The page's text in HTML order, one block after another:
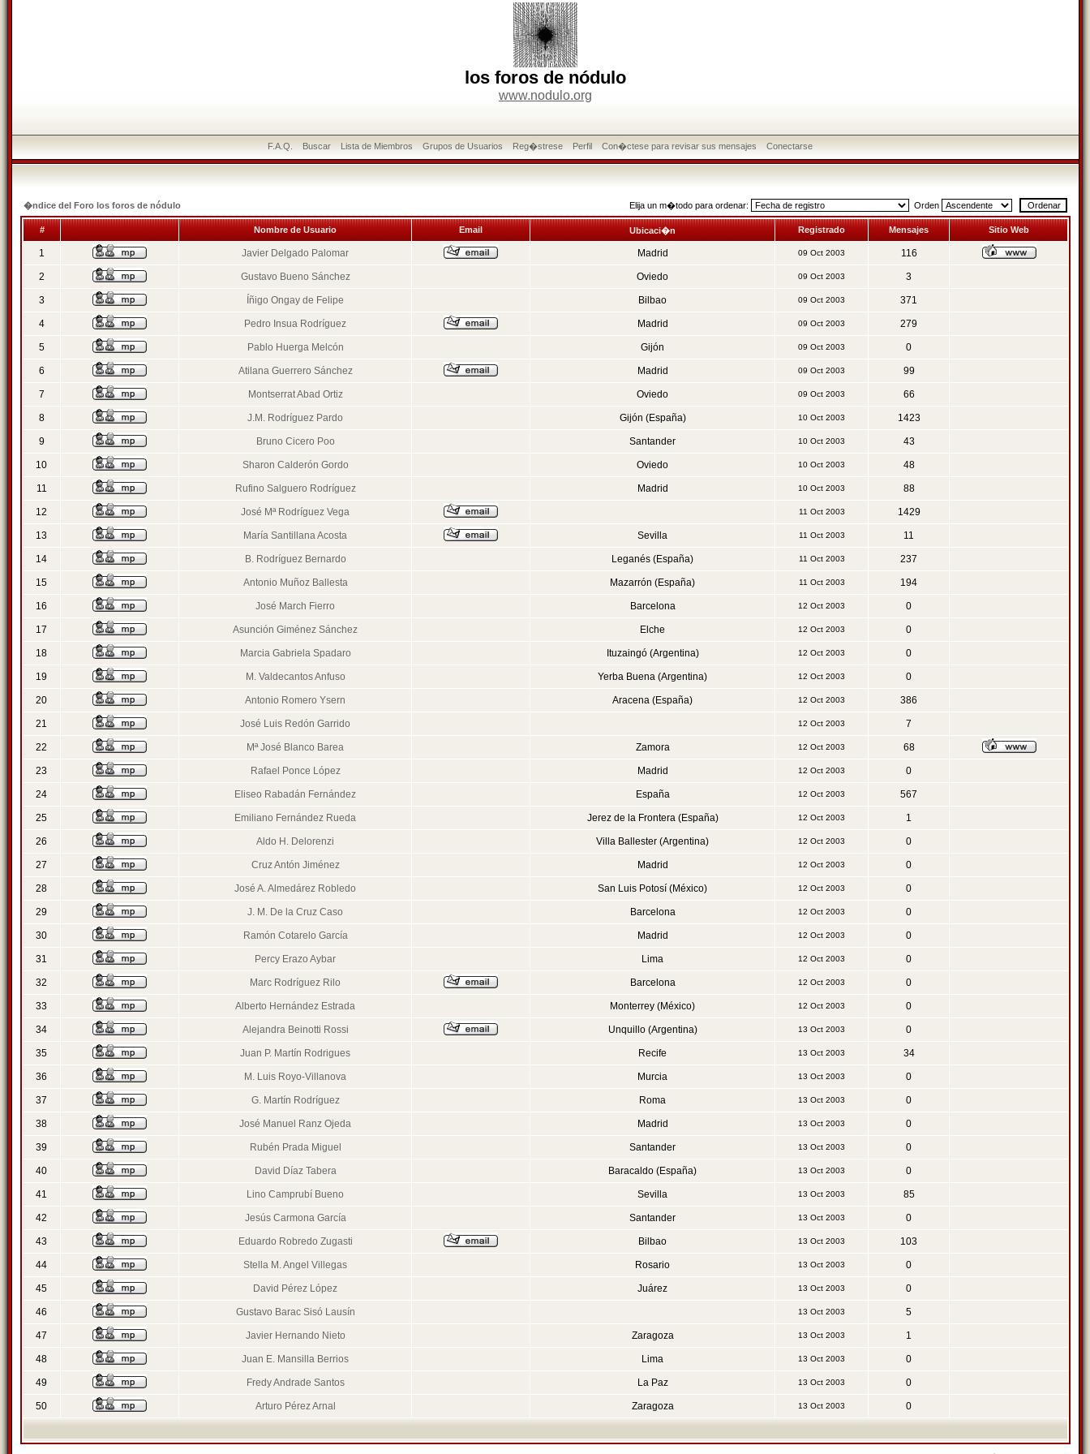
los foros de nódulo
www.nodulo.org
F.A.Q. Buscar Lista de Miembros Grupos de Usuarios Reg�strese Perfil Con�ctese para revisar sus mensajes Conectarse
�ndice del Foro los foros de nódulo Elija un m�todo para ordenar: Orden
# Nombre de Usuario Email Ubicaci�n Registrado Mensajes Sitio Web
1 Javier Delgado Palomar Madrid 09 Oct 2003 116
2 Gustavo Bueno Sánchez Oviedo 09 Oct 2003 3
3 Íñigo Ongay de Felipe Bilbao 09 Oct 2003 371
4 Pedro Insua Rodríguez Madrid 09 Oct 2003 279
5 Pablo Huerga Melcón Gijón 09 Oct 2003 0
6 Atilana Guerrero Sánchez Madrid 09 Oct 2003 99
7 Montserrat Abad Ortiz Oviedo 09 Oct 2003 66
8 J.M. Rodríguez Pardo Gijón (España) 10 Oct 2003 1423
9 Bruno Cicero Poo Santander 10 Oct 2003 43
10 Sharon Calderón Gordo Oviedo 10 Oct 2003 48
11 Rufino Salguero Rodríguez Madrid 10 Oct 2003 88
12 José Mª Rodríguez Vega 11 Oct 2003 1429
13 María Santillana Acosta Sevilla 11 Oct 2003 11
14 B. Rodríguez Bernardo Leganés (España) 11 Oct 2003 237
15 Antonio Muñoz Ballesta Mazarrón (España) 11 Oct 2003 194
16 José March Fierro Barcelona 12 Oct 2003 0
17 Asunción Giménez Sánchez Elche 12 Oct 2003 0
18 Marcia Gabriela Spadaro Ituzaingó (Argentina) 12 Oct 2003 0
19 M. Valdecantos Anfuso Yerba Buena (Argentina) 12 Oct 2003 0
20 Antonio Romero Ysern Aracena (España) 12 Oct 2003 386
21 José Luis Redón Garrido 12 Oct 2003 7
22 Mª José Blanco Barea Zamora 12 Oct 2003 68
23 Rafael Ponce López Madrid 12 Oct 2003 0
24 Eliseo Rabadán Fernández España 12 Oct 2003 567
25 Emiliano Fernández Rueda Jerez de la Frontera (España) 12 Oct 2003 1
26 Aldo H. Delorenzi Villa Ballester (Argentina) 12 Oct 2003 0
27 Cruz Antón Jiménez Madrid 12 Oct 2003 0
28 José A. Almedárez Robledo San Luis Potosí (México) 12 Oct 2003 0
29 J. M. De la Cruz Caso Barcelona 12 Oct 2003 0
30 Ramón Cotarelo García Madrid 12 Oct 2003 0
31 Percy Erazo Aybar Lima 12 Oct 2003 0
32 Marc Rodríguez Rilo Barcelona 12 Oct 2003 0
33 Alberto Hernández Estrada Monterrey (México) 12 Oct 2003 0
34 Alejandra Beinotti Rossi Unquillo (Argentina) 13 Oct 2003 0
35 Juan P. Martín Rodrigues Recife 13 Oct 2003 34
36 M. Luis Royo-Villanova Murcia 13 Oct 2003 0
37 G. Martín Rodríguez Roma 13 Oct 2003 0
38 José Manuel Ranz Ojeda Madrid 13 Oct 2003 0
39 Rubén Prada Miguel Santander 13 Oct 2003 0
40 David Díaz Tabera Baracaldo (España) 13 Oct 2003 0
41 Lino Camprubí Bueno Sevilla 13 Oct 2003 85
42 Jesús Carmona García Santander 13 Oct 2003 0
43 Eduardo Robredo Zugasti Bilbao 13 Oct 2003 103
44 Stella M. Angel Villegas Rosario 13 Oct 2003 0
45 David Pérez López Juárez 13 Oct 2003 0
46 Gustavo Barac Sisó Lausín 13 Oct 2003 5
47 Javier Hernando Nieto Zaragoza 13 Oct 2003 1
48 Juan E. Mansilla Berrios Lima 13 Oct 2003 0
49 Fredy Andrade Santos La Paz 13 Oct 2003 0
50 Arturo Pérez Arnal Zaragoza 13 Oct 2003 0